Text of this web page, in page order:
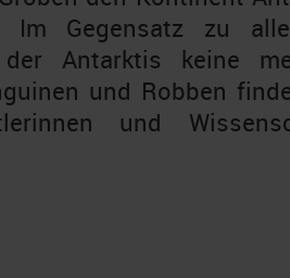
Im Gegensatz zu
Antarktis keine
und Robben
und